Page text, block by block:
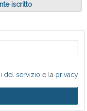
iscritto
del servizio e la privacy